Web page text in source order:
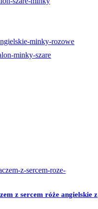
z sercem róże angielskie z